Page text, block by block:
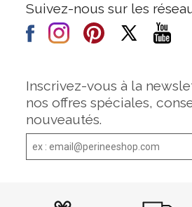
Suivez-nous sur les
Inscrivez-vous à la
nos offres spéciales,
nouveautés.